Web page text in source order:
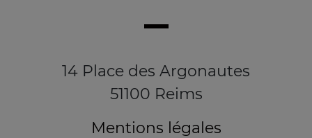
14 Place des Argonautes
51100 Reims
Mentions légales